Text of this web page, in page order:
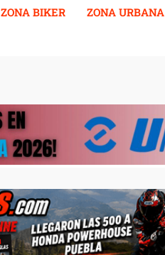
ZONA BIKER ZONA URBANA